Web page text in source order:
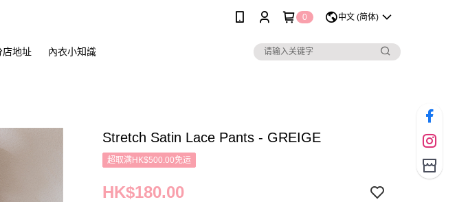
0 中文 (简体)
店地址 內衣小知識
Stretch Satin Lace Pants - GREIGE
超取满HK$500.00免运
HK$180.00